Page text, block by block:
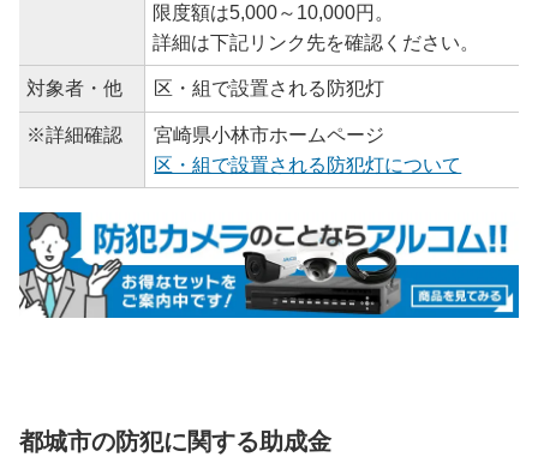
限度額は5,000～10,000円。
詳細は下記リンク先を確認ください。
対象者・他 区・組で設置される防犯灯
※詳細確認
宮崎県小林市ホームページ
区・組で設置される防犯灯について
都城市の防犯に関する助成金